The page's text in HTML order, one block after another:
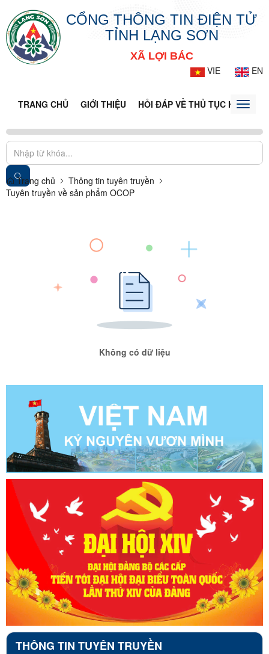
CỔNG THÔNG TIN ĐIỆN TỬ
TỈNH LẠNG SƠN
XÃ LỢI BÁC
VIE
EN
TRANG CHỦ GIỚI THIỆU HỎI ĐÁP VỀ THỦ TỤC HÀNHToggle
Trang chủ
Thông tin tuyên truyền
Tuyên truyền về sản phẩm OCOP
Không có dữ liệu
THÔNG TIN TUYÊN TRUYỀN